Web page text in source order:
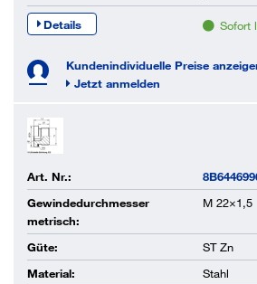
Details Sofort
Kundenindividuelle Preise
Jetzt anmelden
Art. Nr.:
Gewindedurchmesser
metrisch:
M 22×1,5
Güte:
ST Zn
Material:
Stahl